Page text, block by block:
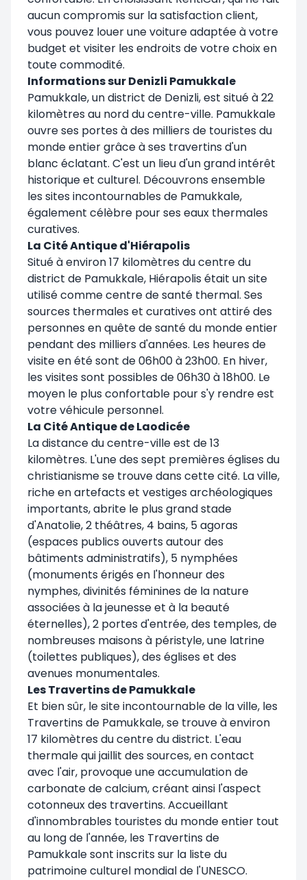
aucun compromis sur la satisfaction client,
vous pouvez louer une voiture adaptée à votre
budget et visiter les endroits de votre choix en
toute commodité.
Informations sur Denizli Pamukkale
Pamukkale, un district de Denizli, est situé à 22
kilomètres au nord du centre-ville. Pamukkale
ouvre ses portes à des milliers de touristes du
monde entier grâce à ses travertins d'un
blanc éclatant. C'est un lieu d'un grand intérêt
historique et culturel. Découvrons ensemble
les sites incontournables de Pamukkale,
également célèbre pour ses eaux thermales
curatives.
La Cité Antique d'Hiérapolis
Situé à environ 17 kilomètres du centre du
district de Pamukkale, Hiérapolis était un site
utilisé comme centre de santé thermal. Ses
sources thermales et curatives ont attiré des
personnes en quête de santé du monde entier
pendant des milliers d'années. Les heures de
visite en été sont de 06h00 à 23h00. En hiver,
les visites sont possibles de 06h30 à 18h00. Le
moyen le plus confortable pour s'y rendre est
votre véhicule personnel.
La Cité Antique de Laodicée
La distance du centre-ville est de 13
kilomètres. L'une des sept premières églises du
christianisme se trouve dans cette cité. La ville,
riche en artefacts et vestiges archéologiques
importants, abrite le plus grand stade
d'Anatolie, 2 théâtres, 4 bains, 5 agoras
(espaces publics ouverts autour des
bâtiments administratifs), 5 nymphées
(monuments érigés en l'honneur des
nymphes, divinités féminines de la nature
associées à la jeunesse et à la beauté
éternelles), 2 portes d'entrée, des temples, de
nombreuses maisons à péristyle, une latrine
(toilettes publiques), des églises et des
avenues monumentales.
Les Travertins de Pamukkale
Et bien sûr, le site incontournable de la ville, les
Travertins de Pamukkale, se trouve à environ
17 kilomètres du centre du district. L'eau
thermale qui jaillit des sources, en contact
avec l'air, provoque une accumulation de
carbonate de calcium, créant ainsi l'aspect
cotonneux des travertins. Accueillant
d'innombrables touristes du monde entier tout
au long de l'année, les Travertins de
Pamukkale sont inscrits sur la liste du
patrimoine culturel mondial de l'UNESCO.